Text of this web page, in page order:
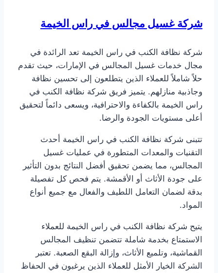
شركة غسيل مجالس في راس الخيمة
شركة نظافة الكنب في راس الخيمة تعد الرائدة في
مجال خدمات غسيل المجالس في الإمارات، حيث تقدم
حلاً شاملاً للعملاء الذين يتطلعون إلى تحسين نظافة
وجاذبية منازلهم. يتميز فريق شركة نظافة الكنب في
راس الخيمة بالكفاءة والاحترافية، ويسعى دائماً لتحقيق
أعلى مستويات الجودة والرضا.
تتبنى شركة نظافة الكنب في راس الخيمة أحدث
التقنيات والمعدات المتطورة في عمليات غسيل
المجالس، مما يضمن تحقيق أفضل النتائج بدون التأثير
على جودة الأثاث أو الأقمشة. يتم فحص كل تفصيلة
بدقة لضمان التعامل اللطيف والفعال مع جميع أنواع
المواد.
يتيح شركة نظافة الكنب في راس الخيمة للعملاء
الاستمتاع بخدمة شاملة تتضمن تنظيف المجالس
القماشية، وتلميع الأثاث، وإزالة البقع الصعبة. تعتبر
الشركة الخيار الأمثل للعملاء الذين يرغبون في الحفاظ